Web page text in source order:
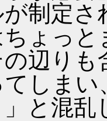
が制定さ
ちょっと
辺りも
てしまい
」と混乱